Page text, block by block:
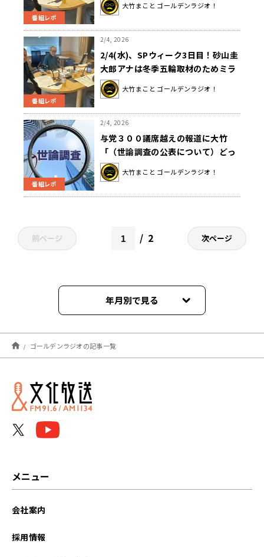
番組レポ
大竹まこと ゴールデンラジオ！
番組レポ
2/4, 2026
2/4(水)、SPウィーク3日目！砂山圭
大郎アナは冬季五輪取材のためミラ
ノへ！現地からの中継も！ゲストの
神保哲生氏が衆院選について徹底解
大竹まこと ゴールデンラジオ！
番組レポ
2/4, 2026
与党３００議席越えの報道に大竹
「（世論調査の公表について）どっ
ちがいいのかよくわからない」
大竹まこと ゴールデンラジオ！
前ページ 2 次ページ
年月別で見る
2026年08月
2026年07月
2026年06月
ゴールデンラジオの記事一覧
メニュー
会社案内
採用情報